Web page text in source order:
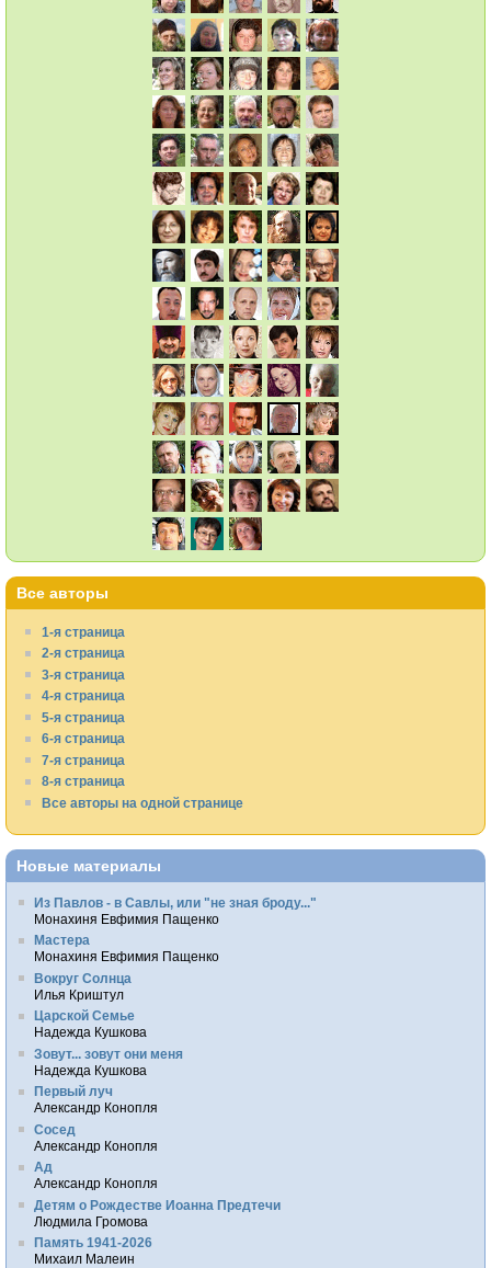
Все авторы
1-я страница
2-я страница
3-я страница
4-я страница
5-я страница
6-я страница
7-я страница
8-я страница
Все авторы на одной странице
Новые материалы
Из Павлов - в Савлы, или "не зная броду..."
Монахиня Евфимия Пащенко
Мастера
Монахиня Евфимия Пащенко
Вокруг Солнца
Илья Криштул
Царской Семье
Надежда Кушкова
Зовут... зовут они меня
Надежда Кушкова
Первый луч
Александр Конопля
Сосед
Александр Конопля
Ад
Александр Конопля
Детям о Рождестве Иоанна Предтечи
Людмила Громова
Память 1941-2026
Михаил Малеин